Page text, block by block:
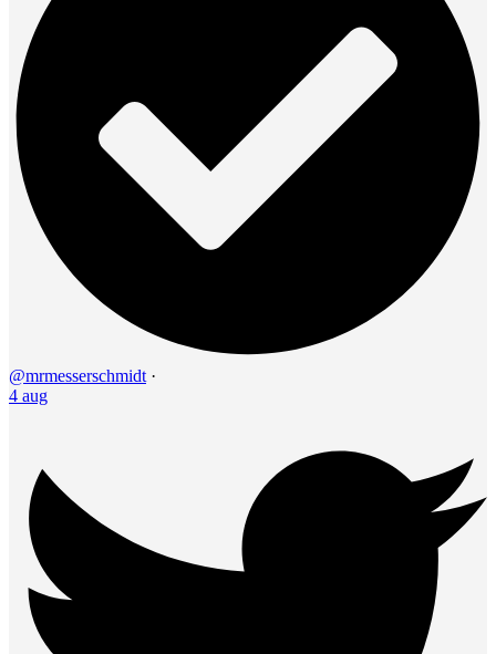
@mrmesserschmidt ·
4 aug